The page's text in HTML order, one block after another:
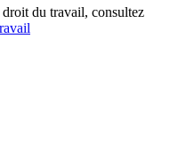
droit du travail, consultez